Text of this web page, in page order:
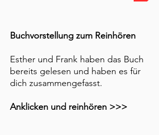
Buchvorstellung zum Reinhören
Esther und Frank haben das Buch
bereits gelesen und haben es für
dich zusammengefasst.
Anklicken und reinhören >>>